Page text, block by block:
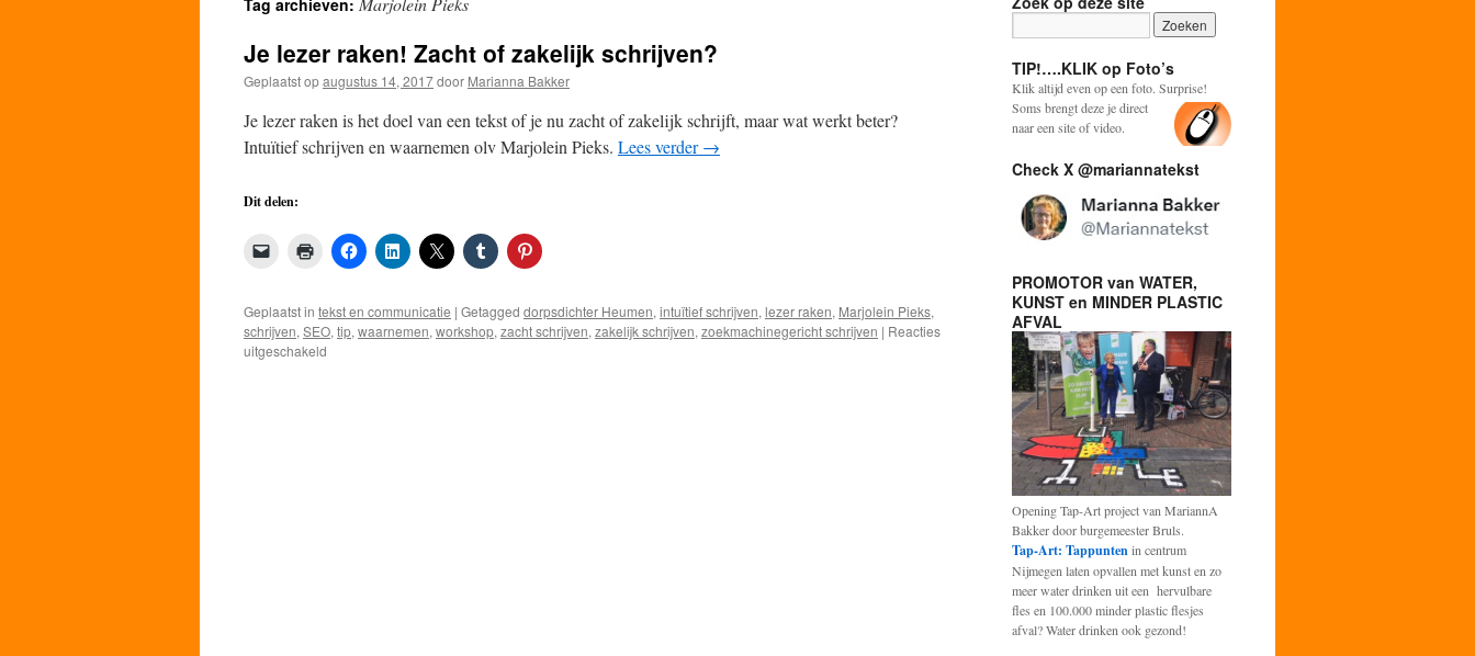
inhoud
Tag archieven:
Je lezer raken! Zacht of zakelijk schrijven?
Geplaatst opaugustus 14, 2017door Marianna Bakker
Je lezer raken is het doel van een tekst of je nu zacht of zakelijk schrijft, maar wat werkt beter?
Intuïtief schrijven en waarnemen olv Marjolein Pieks. Lees verder→
Dit delen:
Geplaatst in tekst en communicatie | Getagged dorpsdichter Heumen, intuïtief schrijven, lezer raken, Marjolein Pieks,
schrijven, SEO, tip, waarnemen, workshop, zacht schrijven, zakelijk schrijven, zoekmachinegericht schrijven | Reacties
uitgeschakeld
TIP!….KLIK op Foto’s
Klik altijd even op een foto. Surprise!
Soms brengt deze je direct
naar een site of video.
Check X @mariannatekst
PROMOTOR van WATER,
KUNST en MINDER PLASTIC
AFVAL
Opening Tap-Art project van MariannA
Bakker door burgemeester Bruls.
Tap-Art: Tappuntenin centrum
Nijmegen laten opvallen met kunst en zo
meer water drinken uit een hervulbare
fles en 100.000 minder plastic flesjes
afval? Water drinken ook gezond!